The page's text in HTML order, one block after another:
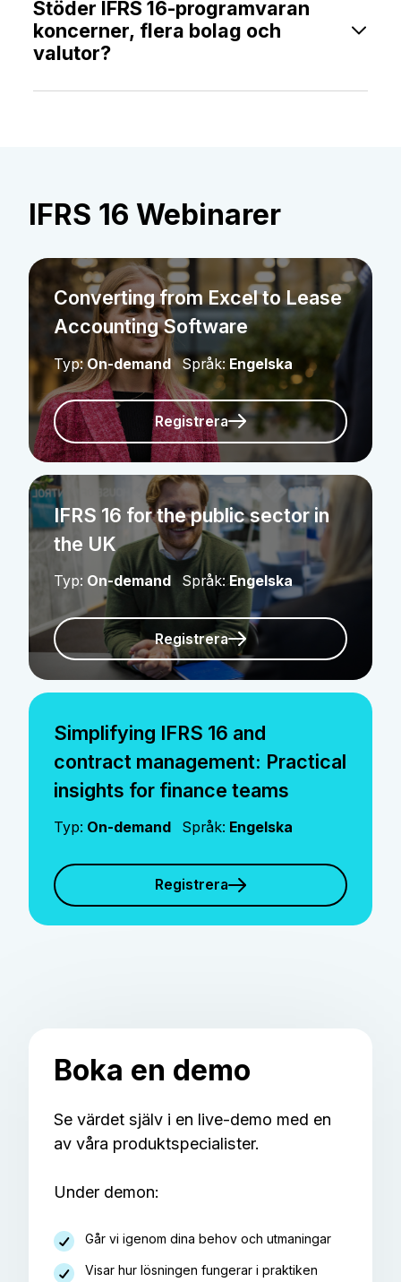
och transparent granskningsspår. Detta gör det
enkelt att bevisa efterlevnad och förenklar
revisioner.
Stöder IFRS 16-programvaran
koncerner, flera bolag och
valutor?
IFRS 16 Webinarer
Converting from Excel to Lease
Accounting Software
Typ:On-demandSpråk: Engelska
Registrera
IFRS 16 for the public sector in
the UK
Typ: On-demand Språk:Engelska
Registrera
Simplifying IFRS 16 and
contract management: Practical
insights for finance teams
Typ: On-demand Språk: Engelska
Registrera
Boka en demo
Se värdet själv i en live-demo med en
av våra produktspecialister.
Under demon:
Går vi igenom dina behov och utmaningar
Visar hur lösningen fungerar i praktiken